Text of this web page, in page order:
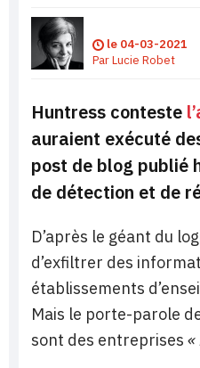
le 04-03-2021
ParLucie Robet
Huntress conteste
auraient exécuté
post de blog publié
de détection et de
D’après le géant du
d’exfiltrer des
établissements
Mais le porte-parole
sont des entreprises «